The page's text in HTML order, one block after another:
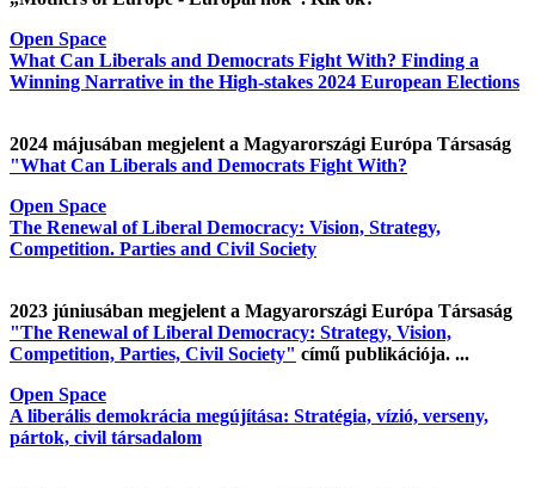
Open Space
What Can Liberals and Democrats Fight With? Finding a
Winning Narrative in the High-stakes 2024 European Elections
2024 májusában megjelent a Magyarországi Európa Társaság
"What Can Liberals and Democrats Fight With?
Open Space
The Renewal of Liberal Democracy: Vision, Strategy,
Competition. Parties and Civil Society
2023 júniusában megjelent a Magyarországi Európa Társaság
"The Renewal of Liberal Democracy: Strategy, Vision,
Competition, Parties, Civil Society" című publikációja. ...
Open Space
A liberális demokrácia megújítása: Stratégia, vízió, verseny,
pártok, civil társadalom